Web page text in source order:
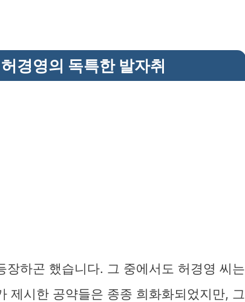
경영의 독특한 발자취
하곤 했습니다. 그 중에서도 허경영 씨는
제시한 공약들은 종종 희화화되었지만, 그